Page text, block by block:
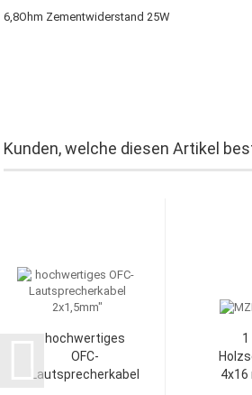
6,8Ohm Zementwiderstand 25W
Kunden, welche diesen Artikel
hochwertiges
OFC-
Lautsprecherkabel
1